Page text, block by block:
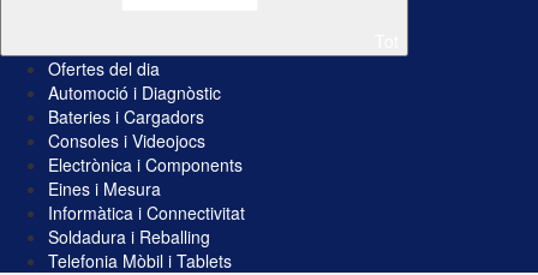
Ofertes del dia
Automoció i Diagnòstic
Bateries i Cargadors
Consoles i Videojocs
Electrònica i Components
Eines i Mesura
Informàtica i Connectivitat
Soldadura i Reballing
Telefonia Mòbil i Tablets